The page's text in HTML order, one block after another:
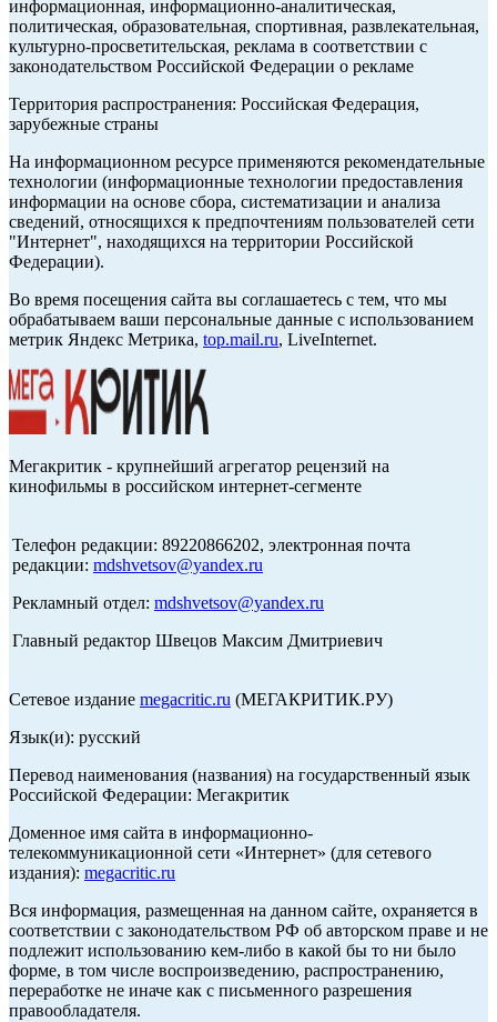
информационная, информационно-аналитическая,
политическая, образовательная, спортивная, развлекательная,
культурно-просветительская, реклама в соответствии с
законодательством Российской Федерации о рекламе
Территория распространения: Российская Федерация,
зарубежные страны
На информационном ресурсе применяются рекомендательные
технологии (информационные технологии предоставления
информации на основе сбора, систематизации и анализа
сведений, относящихся к предпочтениям пользователей сети
"Интернет", находящихся на территории Российской
Федерации).
Во время посещения сайта вы соглашаетесь с тем, что мы
обрабатываем ваши персональные данные с использованием
метрик Яндекс Метрика, top.mail.ru, LiveInternet.
Мегакритик - крупнейший агрегатор рецензий на
кинофильмы в российском интернет-сегменте
Телефон редакции: 89220866202, электронная почта
редакции: mdshvetsov@yandex.ru
Рекламный отдел: mdshvetsov@yandex.ru
Главный редактор Швецов Максим Дмитриевич
Сетевое издание megacritic.ru (МЕГАКРИТИК.РУ)
Язык(и): русский
Перевод наименования (названия) на государственный язык
Российской Федерации: Мегакритик
Доменное имя сайта в информационно-
телекоммуникационной сети «Интернет» (для сетевого
издания): megacritic.ru
Вся информация, размещенная на данном сайте, охраняется в
соответствии с законодательством РФ об авторском праве и не
подлежит использованию кем-либо в какой бы то ни было
форме, в том числе воспроизведению, распространению,
переработке не иначе как с письменного разрешения
правообладателя.